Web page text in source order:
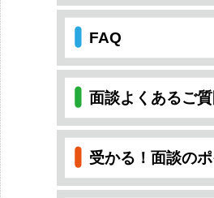
FAQ
面談よくあるご質
受かる！面談の